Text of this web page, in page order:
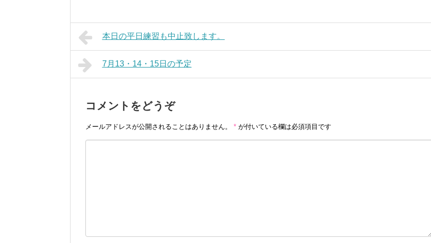
本日の平日練習も中止致します。
7月13・14・15日の予定
コメントをどうぞ
メールアドレスが公開されることはありません。 * が付いている欄は必須項目です